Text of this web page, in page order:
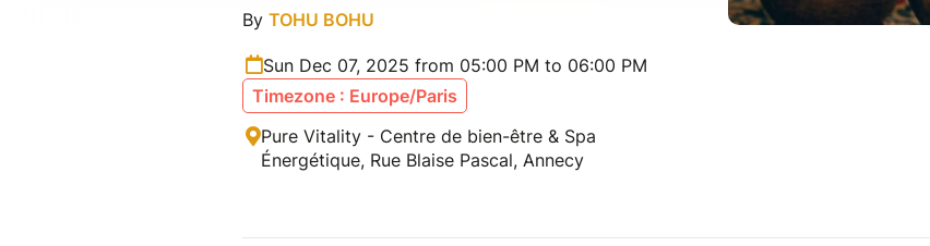
By TOHU BOHU
Sun Dec 07, 2025 from 05:00 PM to 06:00 PM
Timezone : Europe/Paris
Pure Vitality - Centre de bien-être & Spa
Énergétique, Rue Blaise Pascal, Annecy